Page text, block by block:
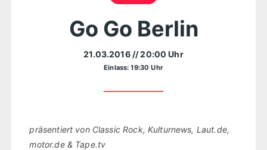
Go Go Berlin
21.03.2016 // 20:00 Uhr
Einlass: 19:30 Uhr
präsentiert von Classic Rock, Kulturnews, Laut.de,
motor.de & Tape.tv